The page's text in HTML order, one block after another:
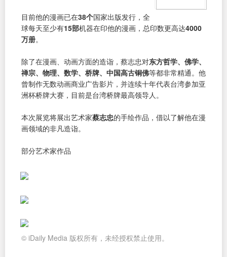
目前他的漫画已在38个国家出版发行，全
球每天至少有15部机器在印他的漫画，总印数更高达4000
万册。
除了在漫画、动画方面的造诣，蔡志忠对东方哲学、佛学、
禅宗、物理、数学、桥牌、中国高古铜佛等都非常精通。他
曾制作无数动画商业广告影片，并连续十年代表台湾参加亚
洲杯桥牌大赛，目前是台湾桥牌最高领导人。
本次展览将展出艺术家蔡志忠的手绘作品，借以了解他在漫
画领域的非凡造诣。
部分艺术家作品
© iDaily Media 版权所有，未经授权禁止使用。